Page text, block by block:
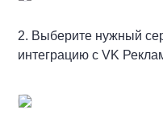
2. Выберите нужный
интеграцию с VK